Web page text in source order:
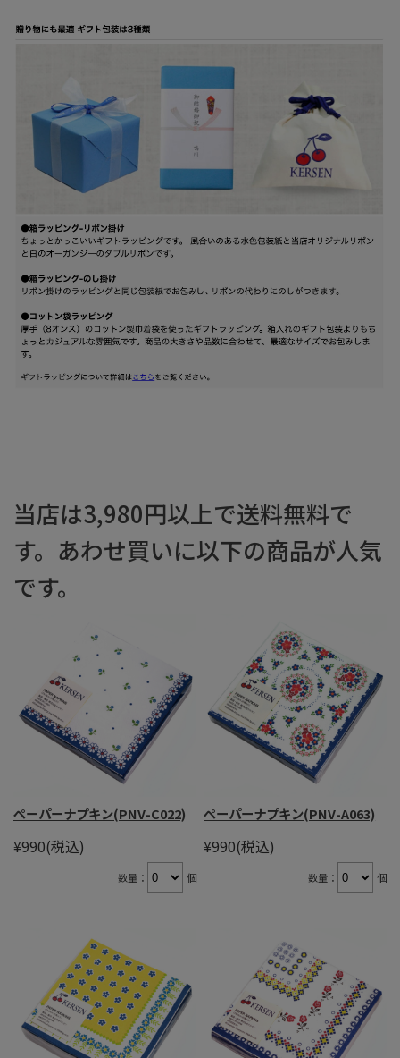
当店は3,980円以上で送料無料で
す。あわせ買いに以下の商品が人気
です。
ペーパーナプキン(PNV-C022)
¥990(税込)
数量： 個
ペーパーナプキン(PNV-A063)
¥990(税込)
数量： 個